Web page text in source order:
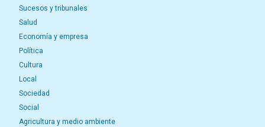
Sucesos y tribunales
Salud
Economía y empresa
Política
Cultura
Local
Sociedad
Social
Agricultura y medio ambiente